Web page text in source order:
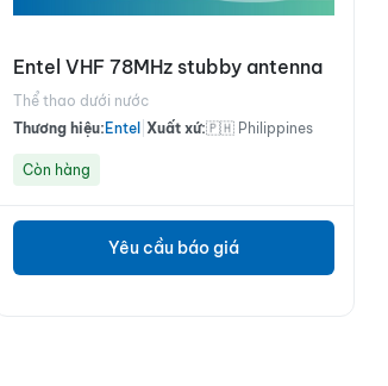
Entel VHF 78MHz stubby antenna
Thể thao dưới nước
Thương hiệu: Entel Xuất xứ:🇵🇭 Philippines
Còn hàng
Yêu cầu báo giá